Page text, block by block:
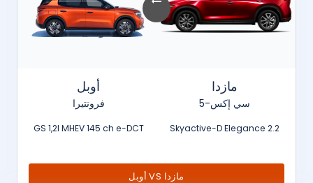
مازدا
سي إكس-5
2.2 Skyactive-D Elegance
أوبل
فرونتيرا
GS 1,2l MHEV 145 ch e-DCT
مازدا VS أوبل